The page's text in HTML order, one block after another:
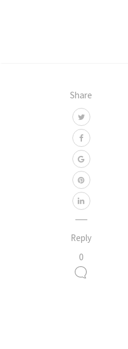
Share
Reply
0